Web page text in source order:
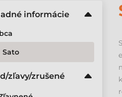
informácie
Sato
zľavy/zrušené